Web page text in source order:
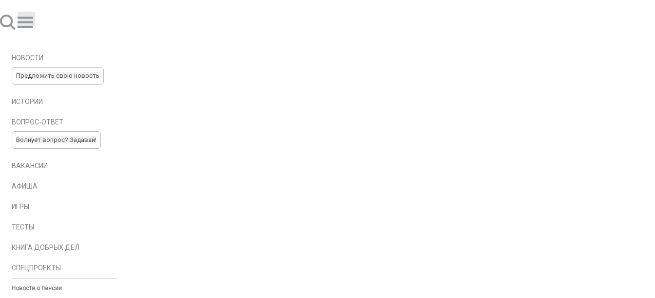
НОВОСТИ
Предложить свою новость
ИСТОРИИ
ВОПРОС-ОТВЕТ
Волнует вопрос? Задавай!
ВАКАНСИИ
АФИША
ИГРЫ
ТЕСТЫ
КНИГА ДОБРЫХ ДЕЛ
СПЕЦПРОЕКТЫ
Новости о пенсии